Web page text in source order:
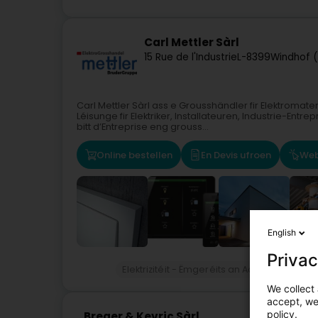
Carl Mettler Sàrl
15 Rue de l'IndustrieL-8399Windhof
Carl Mettler Sàrl ass e Grousshändler fir
Léisunge fir Elektriker, Installateuren, Industrie-
bitt d’Entreprise eng grouss...
Online bestellen En Devis ufroen
Elektrizitéit - Ëmgeréits an Accessoir
English
We
accept,
policy.